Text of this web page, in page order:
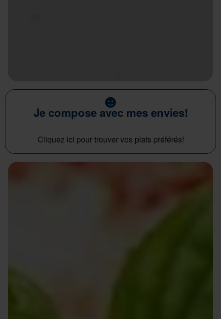
Je compose avec mes envies!
Cliquez ici pour trouver vos plats préférés!